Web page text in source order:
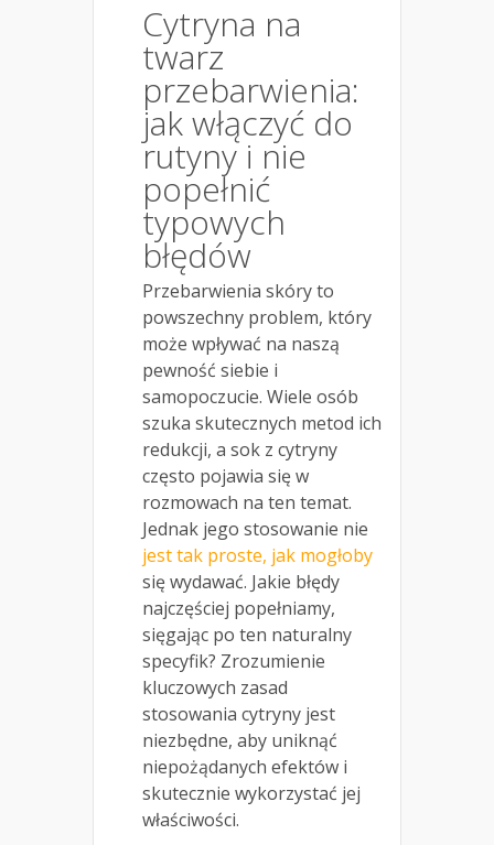
Cytryna na
twarz
przebarwienia:
jak włączyć do
rutyny i nie
popełnić
typowych
błędów
Przebarwienia skóry to
powszechny problem, który
może wpływać na naszą
pewność siebie i
samopoczucie. Wiele osób
szuka skutecznych metod ich
redukcji, a sok z cytryny
często pojawia się w
rozmowach na ten temat.
Jednak jego stosowanie nie
jest tak proste, jak mogłoby
się wydawać. Jakie błędy
najczęściej popełniamy,
sięgając po ten naturalny
specyfik? Zrozumienie
kluczowych zasad
stosowania cytryny jest
niezbędne, aby uniknąć
niepożądanych efektów i
skutecznie wykorzystać jej
właściwości.